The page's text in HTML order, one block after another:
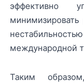
эффективно
международной
Таким